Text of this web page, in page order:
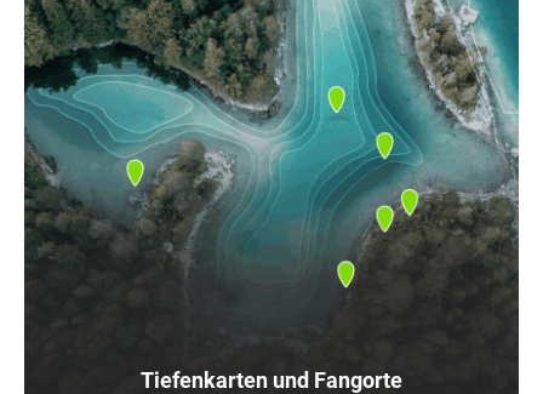
Tiefenkarten und Fangorte